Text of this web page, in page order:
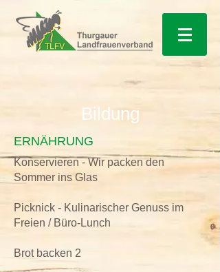
Bildung
ERNÄHRUNG
Konservieren - Wir packen den
Sommer ins Glas
Picknick - Kulinarischer Genuss im
Freien / Büro-Lunch
Brot backen 2